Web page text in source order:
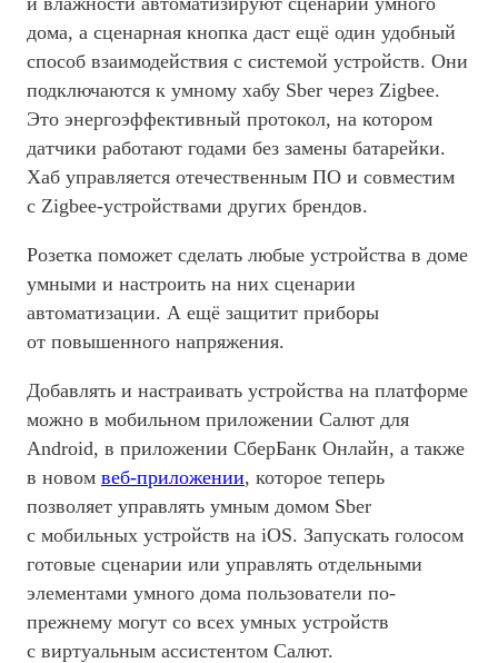
дома, а сценарная кнопка даст ещё один удобный
способ взаимодействия с системой устройств. Они
подключаются к умному хабу Sber через Zigbee.
Это энергоэффективный протокол, на котором
датчики работают годами без замены батарейки.
Хаб управляется отечественным ПО и совместим
с Zigbee-устройствами других брендов.
Розетка поможет сделать любые устройства в доме
умными и настроить на них сценарии
автоматизации. А ещё защитит приборы
от повышенного напряжения.
Добавлять и настраивать устройства на платформе
можно в мобильном приложении Салют для
Android, в приложении СберБанк Онлайн, а также
в новом веб-приложении, которое теперь
позволяет управлять умным домом Sber
с мобильных устройств на iOS. Запускать голосом
готовые сценарии или управлять отдельными
элементами умного дома пользователи по-
прежнему могут со всех умных устройств
с виртуальным ассистентом Салют.